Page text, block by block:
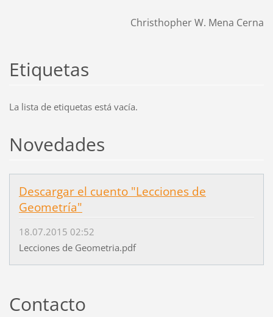
Christhopher W. Mena Cerna
Etiquetas
La lista de etiquetas está vacía.
Novedades
Descargar el cuento "Lecciones de
Geometría"
18.07.2015 02:52
Lecciones de Geometria.pdf
Contacto